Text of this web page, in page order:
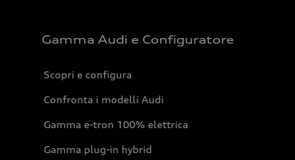
Gamma Audi e Configuratore
Scopri e configura
Confronta i modelli Audi
Gamma e-tron 100% elettrica
Gamma plug-in hybrid